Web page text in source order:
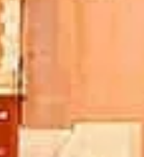
mở cửa, lịch sử và mẹo
kết với ban quản lý bảo tàng
thông tin độc lập dành cho